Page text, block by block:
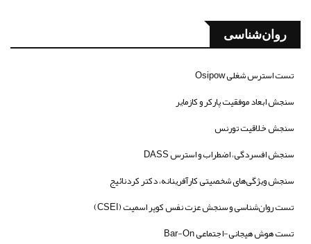
روان‌شناسی
تست استرس شغلی Osipow
سنجش ابعاد موفقیت پارکر و کازمایر
سنجش خلاقیت تورنس
سنجش افسردگی، اضطراب و استرس DASS
سنجش ویژگی‌های شخصیتی کارآفرینانه، دکتر کردنائیج
تست روان‌شناسی و سنجش عزت نفس کوپر اسمیت (CSEI)
تست هوش هیجانی-اجتماعی Bar-On